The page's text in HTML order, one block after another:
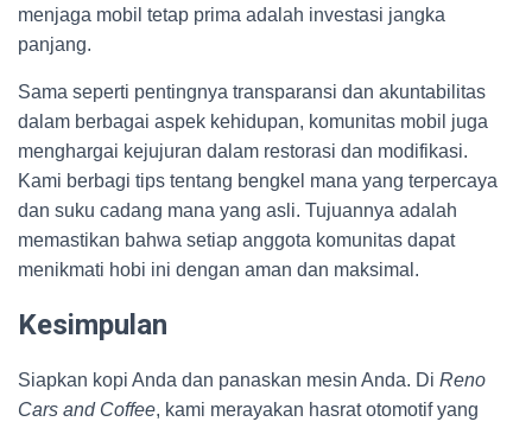
menjaga mobil tetap prima adalah investasi jangka
panjang.
Sama seperti pentingnya transparansi dan akuntabilitas
dalam berbagai aspek kehidupan, komunitas mobil juga
menghargai kejujuran dalam restorasi dan modifikasi.
Kami berbagi tips tentang bengkel mana yang terpercaya
dan suku cadang mana yang asli. Tujuannya adalah
memastikan bahwa setiap anggota komunitas dapat
menikmati hobi ini dengan aman dan maksimal.
Kesimpulan
Siapkan kopi Anda dan panaskan mesin Anda. Di Reno
Cars and Coffee, kami merayakan hasrat otomotif yang